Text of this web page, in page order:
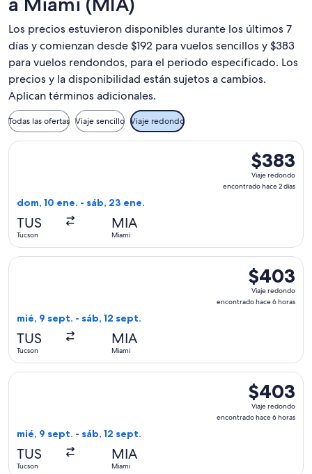
Los precios estuvieron disponibles durante los últimos 7
días y comienzan desde $192 para vuelos sencillos y $383
para vuelos rendondos, para el periodo especificado. Los
precios y la disponibilidad están sujetos a cambios.
Aplican términos adicionales.
Todas las ofertas Viaje sencillo Viaje redondo
$383
Viaje
redondo,
$383
Viaje redondo
encontrado hace 2 días
dom, 10 ene. - sáb, 23 ene.
TUS
Tucson
MIA
Miami
Seleccionar vuelo de Sun Country Airlines, con salida el
$403
Viaje
redondo,
$403
Viaje redondo
encontrado hace 6 horas
mié, 9 sept. - sáb, 12 sept.
TUS
Tucson
MIA
Miami
Seleccionar vuelo de Delta, con salida el mié, 9 sept.
$403
Viaje
redondo,
$403
Viaje redondo
encontrado hace 6 horas
mié, 9 sept. - sáb, 12 sept.
TUS
Tucson
MIA
Miami
Seleccionar vuelo de United, con salida el mié, 9 sept.